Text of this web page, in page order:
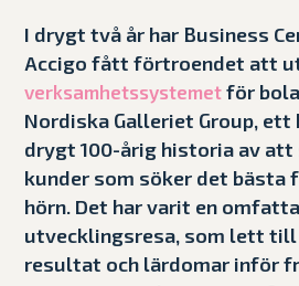
I drygt två år har Business
Accigo fått förtroendet att
verksamhetssystemet för
Nordiska Galleriet Group, ett
drygt 100-årig historia av
kunder som söker det bästa
hörn. Det har varit en
utvecklingsresa, som lett till
resultat och lärdomar inför